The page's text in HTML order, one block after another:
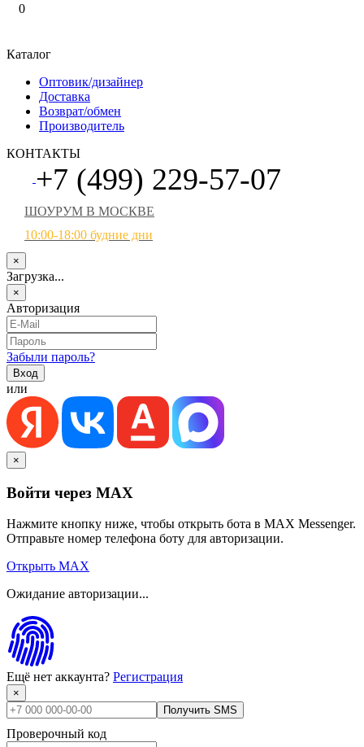
0
Каталог
Оптовик/дизайнер
Доставка
Возврат/обмен
Производитель
КОНТАКТЫ
+7 (499) 229-57-07
ШОУРУМ В МОСКВЕ
10:00-18:00 будние дни
×
Загрузка...
×
Авторизация
Забыли пароль?
или
×
Войти через MAX
Нажмите кнопку ниже, чтобы открыть бота в MAX Messenger.
Отправьте номер телефона боту для авторизации.
Открыть MAX
Ожидание авторизации...
Ещё нет аккаунта? Регистрация
×
Получить SMS
Проверочный код